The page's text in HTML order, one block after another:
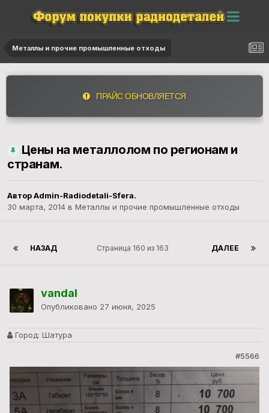
Металлы и прочие промышленные отходы
ПРАЙС ОБНОВЛЯЕТСЯ
Цены на металлолом по регионам и
странам.
АвторAdmin-Radiodetali-Sfera.
30 марта, 2014 в Металлы и прочие промышленные отходы
НАЗАД ДАЛЕЕ
Страница 160 из 163
vandal
Опубликовано 27 июня, 2025
Город: Шатура
#5566